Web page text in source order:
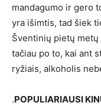
mandagumo ir gero
yra išimtis, tad šiek
Šventinių pietų
tačiau po to, kai ant
ryžiais, alkoholis
.POPULIARIAUSI